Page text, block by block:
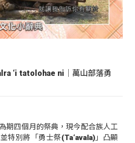
‘i tatolohae ni｜萬山部落勇
期四個月的祭典，現今配合族人工
特別將「勇士祭(Ta‘avala)」凸顯